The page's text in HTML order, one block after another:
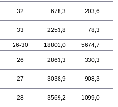
32 678,3 203,6
33 2253,8 78,3
26-30 18801,0
5674,7
26 2863,3 330,3
27 3038,9 908,3
28 3569,2 1099,0